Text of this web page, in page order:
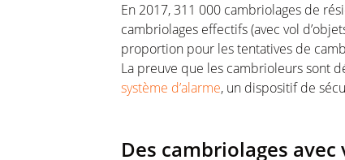
En 2017, 311 000 cambriolages de
cambriolages effectifs (avec vol
proportion pour les tentatives de
La preuve que les cambrioleurs sont
système d’alarme, un dispositif de
Des cambriolages